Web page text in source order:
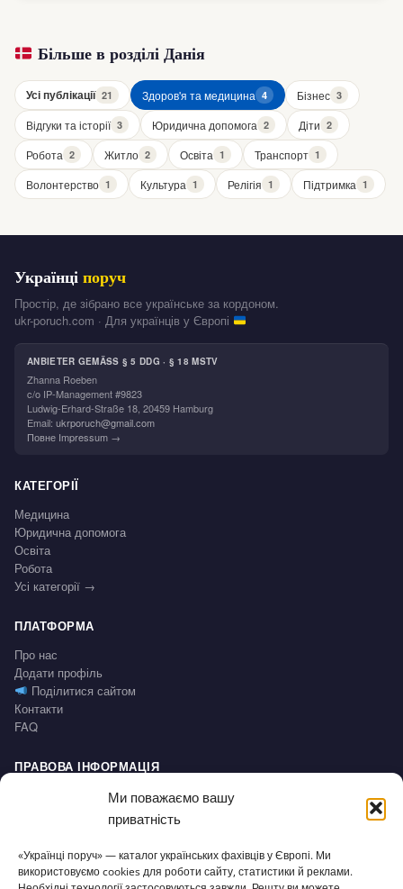
Ми поважаємо вашу
приватність
«Українці поруч» — каталог українських фахівців у Європі. Ми
використовуємо cookies для роботи сайту, статистики й реклами.
Більше в розділі Данія
Усі публікації 21 Здоров'я та медицина 4 Бізнес 3
Відгуки та історії 3 Юридична допомога 2 Діти 2
Робота 2 Житло 2 Освіта 1 Транспорт 1
Волонтерство 1 Культура 1 Релігія 1 Підтримка 1
Українціпоруч
Простір, де зібрано все українське за кордоном.
ukr-poruch.com · Для українців у Європі
ANBIETER GEMÄSS § 5 DDG · § 18 MSTV
Zhanna Roeben
c/o IP-Management #9823
Ludwig-Erhard-Straße 18, 20459 Hamburg
Email: ukrporuch@gmail.com
Повне Impressum →
КАТЕГОРІЇ
Медицина
Юридична допомога
Освіта
Робота
Усі категорії →
ПЛАТФОРМА
Про нас
Додати профіль
Поділитися сайтом
Контакти
FAQ
ПРАВОВА ІНФОРМАЦІЯ
Політика конфіденційності / Datenschutz
Умови користування / AGB
Право на відмову / Widerrufsbelehrung